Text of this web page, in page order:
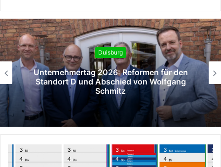
für den
Wolfgang
Duisburg
Berufsorientierung „to
Hauptbahnhof